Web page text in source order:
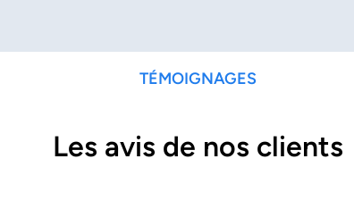
TÉMOIGNAGES
Les avis de nos clients